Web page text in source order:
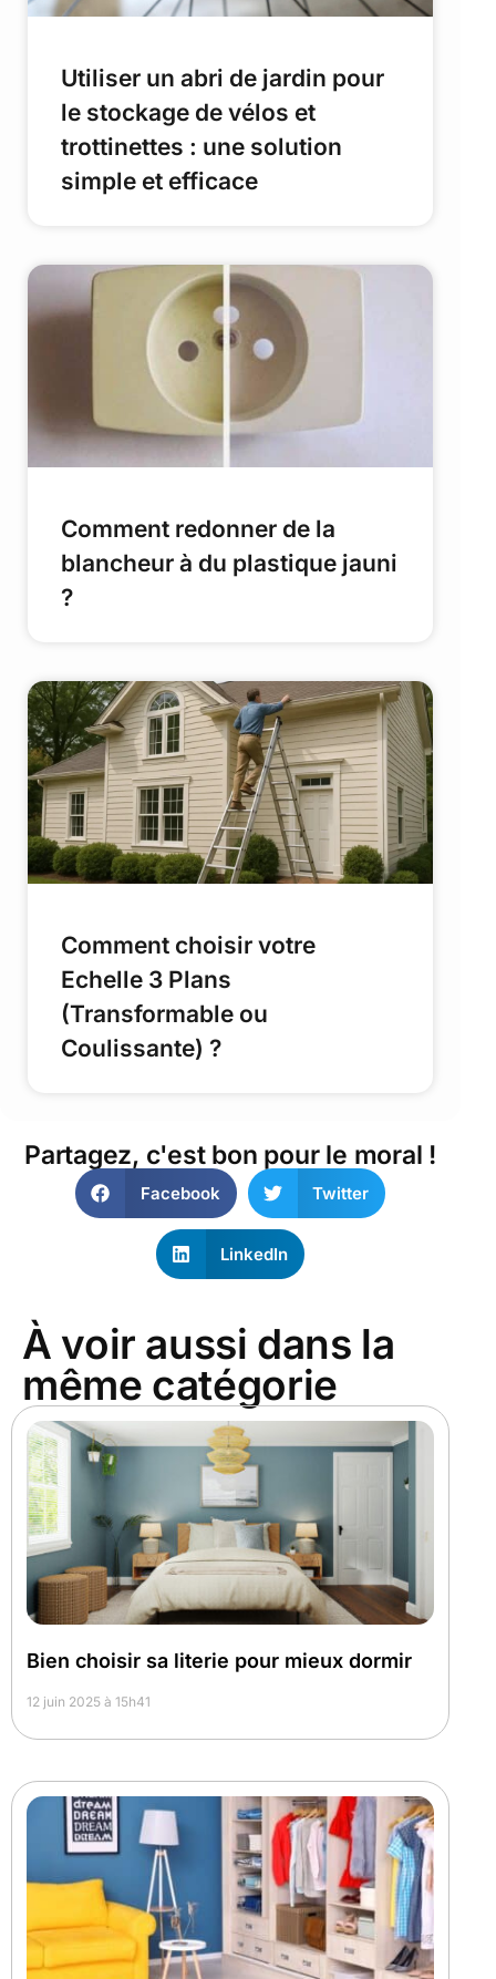
Utiliser un abri de jardin pour
le stockage de vélos et
trottinettes : une solution
simple et efficace
Comment redonner de la
blancheur à du plastique jauni
?
Comment choisir votre
Echelle 3 Plans
(Transformable ou
Coulissante) ?
Partagez, c'est bon pour le moral !
Facebook Twitter
LinkedIn
À voir aussi dans la
même catégorie
Bien choisir sa literie pour mieux dormir
12 juin 2025 à 15h41